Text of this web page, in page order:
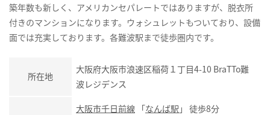
築年数も新しく、アメリカンセパレートではありますが、脱衣所
付きのマンションになります。ウォシュレットもついており、設備
面では充実しております。各難波駅まで徒歩圏内です。
所在地
大阪府大阪市浪速区稲荷１丁目4-10 BraTTo難
波レジデンス
大阪市千日前線 「なんば駅 」 徒歩8分